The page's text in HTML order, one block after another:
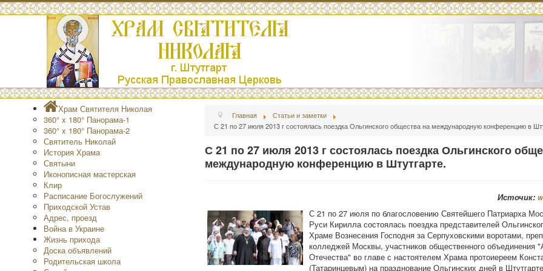
Храм Святителя Николая
360° x 180° Панорама-1
360° x 180° Панорама-2
Святитель Николай
История Храма
Святыни
Иконописная мастерская
Клир
Расписание Богослужений
Приходской Устав
Адрес, проезд
Война в Украине
Жизнь прихода
Доска объявлений
Родительская школа
Главная
Статьи и заметки
С 21 по 27 июля 2013 г состоялась поездка Ольгинского общества на международную конференцию в
С 21 по 27 июля 2013 г состоялась поездка Ольгинского
международную конференцию в Штутгарте.
Источик:
С 21 по 27 июля по благословению Святейшего Патриарха
Руси Кирилла состоялась поездка представителей
Храме Вознесения Господня за Серпуховскими воротами,
колледжей Москвы, участников общественного объединения
Отечества" во главе с настоятелем Храма протоиереем
(Татаринцевым) на празднование Ольгинских дней в